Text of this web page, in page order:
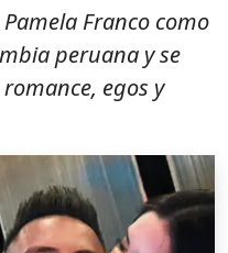
Franco como
peruana y se
egos y